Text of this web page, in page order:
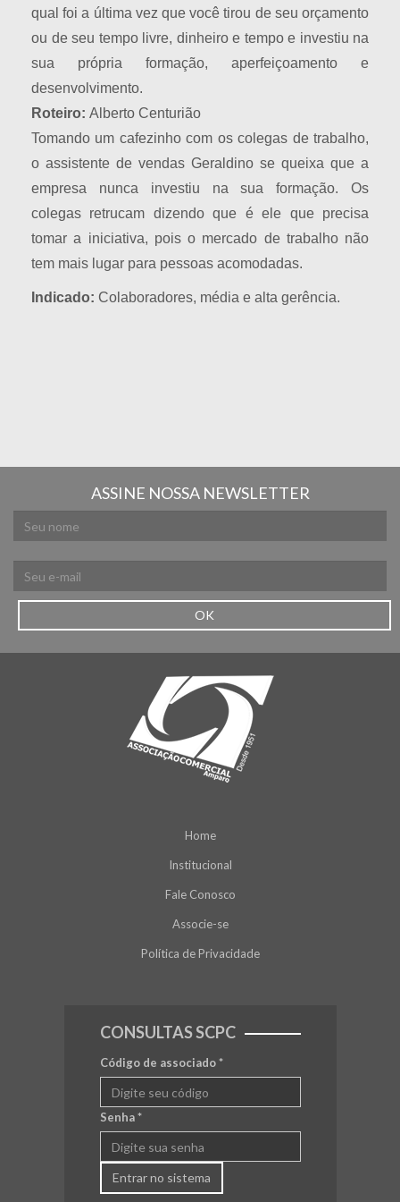
qual foi a última vez que você tirou de seu orçamento
ou de seu tempo livre, dinheiro e tempo e investiu na
sua própria formação, aperfeiçoamento e
desenvolvimento.
Roteiro: Alberto Centurião
Tomando um cafezinho com os colegas de trabalho,
o assistente de vendas Geraldino se queixa que a
empresa nunca investiu na sua formação. Os
colegas retrucam dizendo que é ele que precisa
tomar a iniciativa, pois o mercado de trabalho não
tem mais lugar para pessoas acomodadas.
Indicado: Colaboradores, média e alta gerência.
ASSINE NOSSA NEWSLETTER
OK
Home
Institucional
Fale Conosco
Associe-se
Política de Privacidade
CONSULTAS SCPC
Código de associado*
Senha*
Entrar no sistema